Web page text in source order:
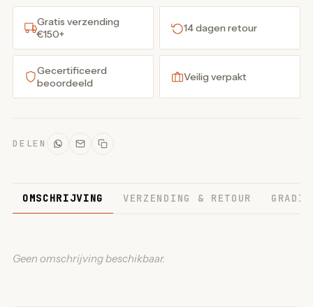
Gratis verzending
€150+
14 dagen retour
Gecertificeerd
beoordeeld
Veilig verpakt
DELEN
OMSCHRIJVING VERZENDING & RETOUR
Geen omschrijving beschikbaar.